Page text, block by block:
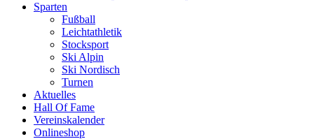
Sparten
Fußball
Leichtathletik
Stocksport
Ski Alpin
Ski Nordisch
Turnen
Aktuelles
Hall Of Fame
Vereinskalender
Onlineshop